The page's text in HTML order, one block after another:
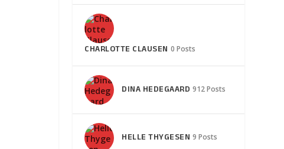
CHARLOTTE CLAUSEN 0 Posts
DINA HEDEGAARD 912 Posts
HELLE THYGESEN 9 Posts